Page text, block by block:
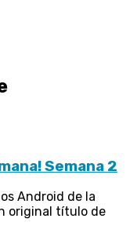
Semana 2
Android de la
original título de